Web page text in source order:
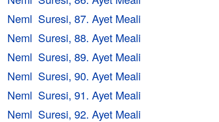
Neml Suresi, 87. Ayet Meali
Neml Suresi, 88. Ayet Meali
Neml Suresi, 89. Ayet Meali
Neml Suresi, 90. Ayet Meali
Neml Suresi, 91. Ayet Meali
Neml Suresi, 92. Ayet Meali